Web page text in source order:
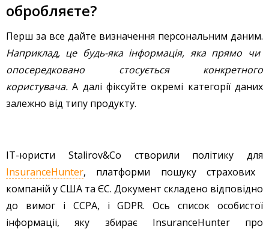
обробляєте?
Перш за все дайте визначення персональним даним.
Наприклад, це будь-яка інформація, яка прямо чи
опосередковано стосується конкретного
користувача. А далі фіксуйте окремі категорії даних
залежно від типу продукту.
IT-юристи Stalirov&Co створили політику для
InsuranceHunter, платформи пошуку страхових
компаній у США та ЄС. Документ складено відповідно
до вимог і CCPA, і GDPR. Ось список особистої
інформації, яку збирає InsuranceHunter про